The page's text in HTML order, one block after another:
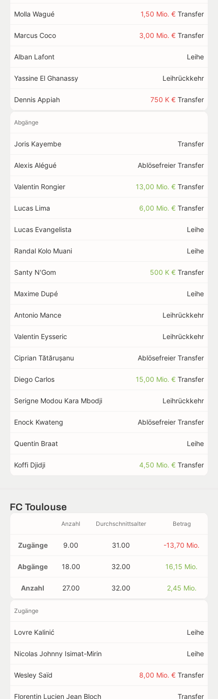
Molla Wagué 1,50 Mio. € Transfer
Marcus Coco 3,00 Mio. € Transfer
Alban Lafont Leihe
Yassine El Ghanassy Leihrückkehr
Dennis Appiah 750 K € Transfer
Abgänge
Joris Kayembe Transfer
Alexis Alégué Ablösefreier Transfer
Valentin Rongier 13,00 Mio. € Transfer
Lucas Lima 6,00 Mio. € Transfer
Lucas Evangelista Leihe
Randal Kolo Muani Leihe
Santy N'Gom 500 K € Transfer
Maxime Dupé Leihe
Antonio Mance Leihrückkehr
Valentin Eysseric Leihrückkehr
Ciprian Tătărușanu Ablösefreier Transfer
Diego Carlos 15,00 Mio. € Transfer
Serigne Modou Kara Mbodji Leihrückkehr
Enock Kwateng Ablösefreier Transfer
Quentin Braat Leihe
Koffi Djidji 4,50 Mio. € Transfer
FC Toulouse
Anzahl Durchschnittsalter Betrag
Zugänge 9.00 31.00 -13,70 Mio.
Abgänge 18.00 32.00 16,15 Mio.
Anzahl 27.00 32.00 2,45 Mio.
Zugänge
Lovre Kalinić Leihe
Nicolas Johnny Isimat-Mirin Leihe
Wesley Saïd 8,00 Mio. € Transfer
Florentin Lucien Jean Bloch Transfer